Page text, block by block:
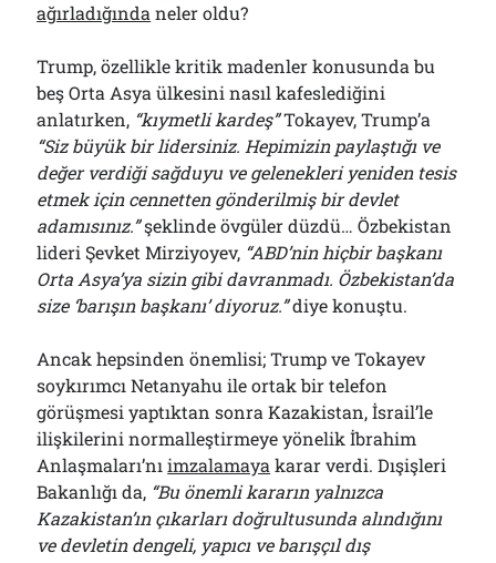
ağırladığında neler oldu?
Trump, özellikle kritik madenler konusunda bu
beş Orta Asya ülkesini nasıl kafeslediğini
anlatırken, “kıymetli kardeş”Tokayev, Trump’a
“Siz büyük bir lidersiniz. Hepimizin paylaştığı ve
değer verdiği sağduyu ve gelenekleri yeniden tesis
etmek için cennetten gönderilmiş bir devlet
adamısınız.”şeklinde övgüler düzdü… Özbekistan
lideri Şevket Mirziyoyev, “ABD’nin hiçbir başkanı
Orta Asya’ya sizin gibi davranmadı. Özbekistan’da
size ‘barışın başkanı’ diyoruz.”diye konuştu.
Ancak hepsinden önemlisi; Trump ve Tokayev
soykırımcı Netanyahu ile ortak bir telefon
görüşmesi yaptıktan sonra Kazakistan, İsrail’le
ilişkilerini normalleştirmeye yönelik İbrahim
Anlaşmaları’nıimzalamaya karar verdi. Dışişleri
Bakanlığı da, “Bu önemli kararın yalnızca
Kazakistan’ın çıkarları doğrultusunda alındığını
ve devletin dengeli, yapıcı ve barışçıl dış